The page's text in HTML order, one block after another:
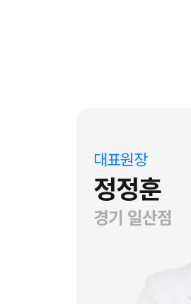
대표원장
정정훈
경기 일산점